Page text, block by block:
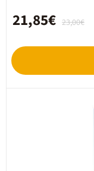
23,00€
21,85€